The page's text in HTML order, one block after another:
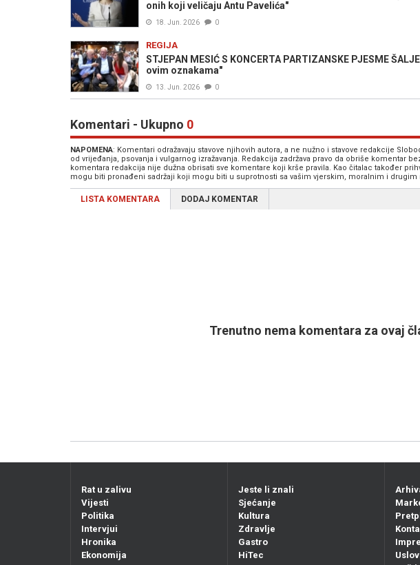
onih koji veličaju Antu Pavelića"
18. Jun. 2026 0
REGIJA
STJEPAN MESIĆ S KONCERTA PARTIZANSKE PJESME
ovim oznakama"
13. Jun. 2026 0
Komentari - Ukupno 0
NAPOMENA: Komentari odražavaju stavove njihovih autora, a ne nužno i stavove redakcije
od vrijeđanja, psovanja i vulgarnog izražavanja. Redakcija zadržava pravo da obriše komentar
komentara redakcija nije dužna obrisati sve komentare koji krše pravila. Kao čitalac također
mogu biti pronađeni sadržaji koji mogu biti u suprotnosti sa vašim vjerskim, moralnim i drugim
LISTA KOMENTARA DODAJ KOMENTAR
Trenutno nema komentara za ovaj
Rat u zalivu
Vijesti
Politika
Intervjui
Hronika
Ekonomija
Jeste li znali
Sjećanje
Kultura
Zdravlje
Gastro
HiTec